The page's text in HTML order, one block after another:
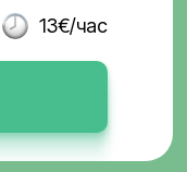
13€/час